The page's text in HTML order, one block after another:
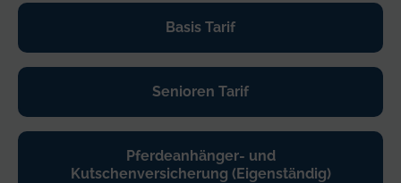
Basis Tarif
Senioren Tarif
Pferdeanhänger- und
Kutschenversicherung (Eigenständig)